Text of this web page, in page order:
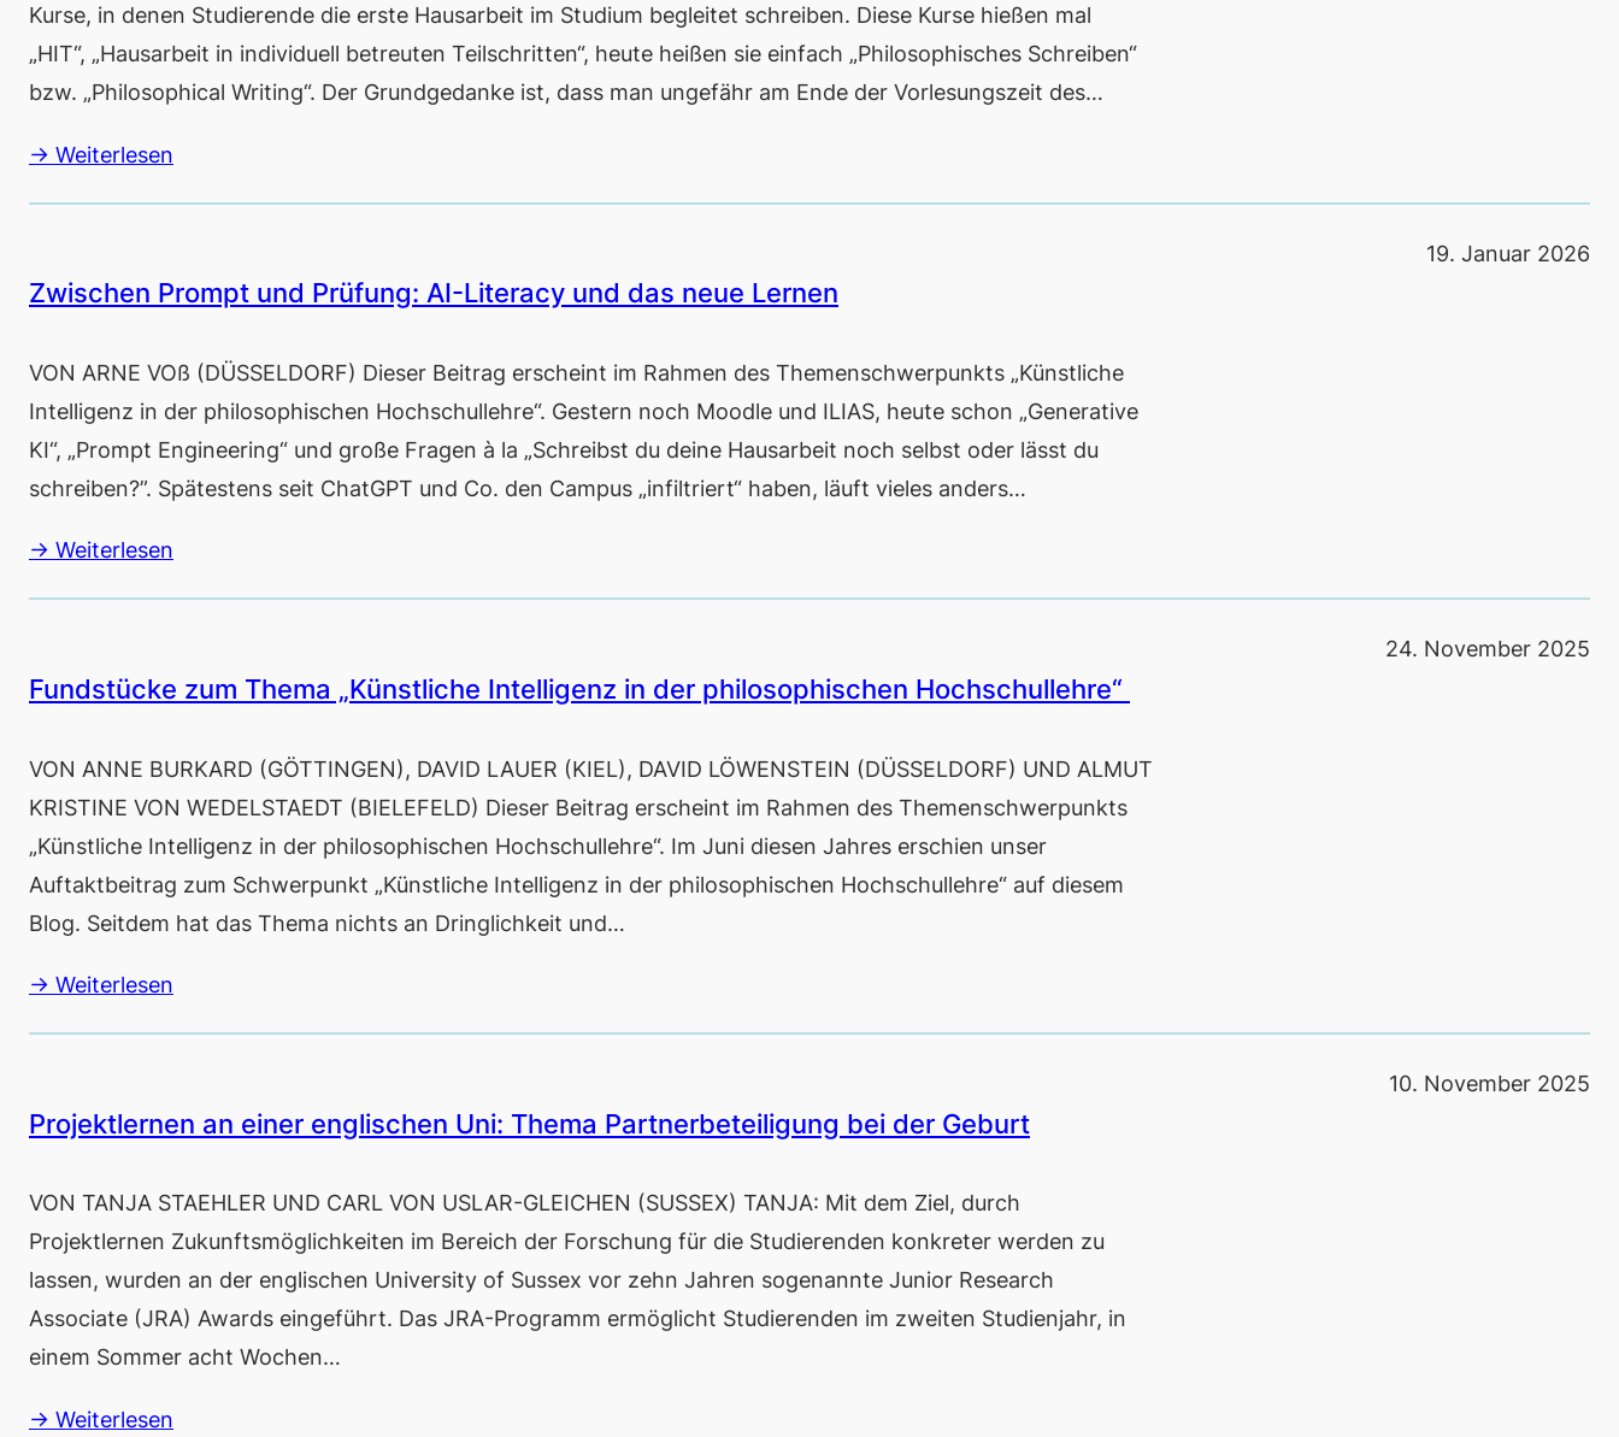
Kurse, in denen Studierende die erste Hausarbeit im Studium begleitet schreiben. Diese Kurse hießen mal
„HIT“, „Hausarbeit in individuell betreuten Teilschritten“, heute heißen sie einfach „Philosophisches Schreiben“
bzw. „Philosophical Writing“. Der Grundgedanke ist, dass man ungefähr am Ende der Vorlesungszeit des…
→ Weiterlesen
Zwischen Prompt und Prüfung: AI-Literacy und das neue Lernen
VON ARNE VOß (DÜSSELDORF) Dieser Beitrag erscheint im Rahmen des Themenschwerpunkts „Künstliche
Intelligenz in der philosophischen Hochschullehre“. Gestern noch Moodle und ILIAS, heute schon „Generative
KI“, „Prompt Engineering“ und große Fragen à la „Schreibst du deine Hausarbeit noch selbst oder lässt du
schreiben?”. Spätestens seit ChatGPT und Co. den Campus „infiltriert“ haben, läuft vieles anders…
→ Weiterlesen
19. Januar 2026
Fundstücke zum Thema „Künstliche Intelligenz in der philosophischen Hochschullehre“
VON ANNE BURKARD (GÖTTINGEN), DAVID LAUER (KIEL), DAVID LÖWENSTEIN (DÜSSELDORF) UND ALMUT
KRISTINE VON WEDELSTAEDT (BIELEFELD) Dieser Beitrag erscheint im Rahmen des Themenschwerpunkts
„Künstliche Intelligenz in der philosophischen Hochschullehre“. Im Juni diesen Jahres erschien unser
Auftaktbeitrag zum Schwerpunkt „Künstliche Intelligenz in der philosophischen Hochschullehre“ auf diesem
Blog. Seitdem hat das Thema nichts an Dringlichkeit und…
→ Weiterlesen
24. November 2025
Projektlernen an einer englischen Uni: Thema Partnerbeteiligung bei der Geburt
VON TANJA STAEHLER UND CARL VON USLAR-GLEICHEN (SUSSEX) TANJA: Mit dem Ziel, durch
Projektlernen Zukunftsmöglichkeiten im Bereich der Forschung für die Studierenden konkreter werden zu
lassen, wurden an der englischen University of Sussex vor zehn Jahren sogenannte Junior Research
Associate (JRA) Awards eingeführt. Das JRA-Programm ermöglicht Studierenden im zweiten Studienjahr, in
einem Sommer acht Wochen…
→ Weiterlesen
10. November 2025